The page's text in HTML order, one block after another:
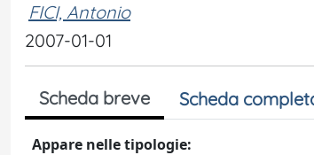
FICI, Antonio
2007-01-01
Scheda breve Scheda
Appare nelle tipologie: